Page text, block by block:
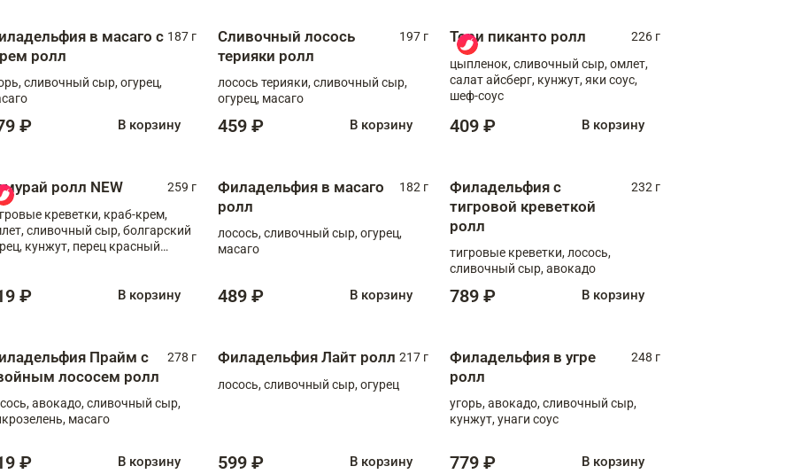
в масаго с
ролл
187 г
сливочный сыр, огурец,
₽ В корзину
Сливочный лосось
терияки ролл
197 г
лосось терияки, сливочный сыр,
огурец, масаго
459 ₽ В корзину
Тори пиканто ролл
226 г
цыпленок, сливочный сыр, омлет,
салат айсберг, кунжут, яки соус,
шеф-соус
409 ₽ В корзину
ролл NEW
259 г
креветки, краб-крем,
сливочный сыр, болгарский
кунжут, перец красный
₽ В корзину
Филадельфия в масаго
ролл
182 г
лосось, сливочный сыр, огурец,
масаго
489 ₽ В корзину
Филадельфия с
тигровой креветкой
ролл
232 г
тигровые креветки, лосось,
сливочный сыр, авокадо
789 ₽ В корзину
Прайм с
лососем ролл
278 г
авокадо, сливочный сыр,
масаго
₽ В корзину
Филадельфия Лайт ролл 217 г
лосось, сливочный сыр, огурец
599 ₽ В корзину
Филадельфия в угре
ролл
248 г
угорь, авокадо, сливочный сыр,
кунжут, унаги соус
779 ₽ В корзину